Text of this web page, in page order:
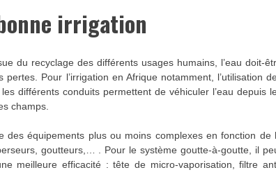
irrigation
du recyclage des différents usages humains, l’eau doit-
Pour l’irrigation en Afrique notamment, l’utilisation
différents conduits permettent de véhiculer l’eau depuis
champs.
des équipements plus ou moins complexes en fonction de
goutteurs,… . Pour le système goutte-à-goutte, il
meilleure efficacité : tête de micro-vaporisation, filtre